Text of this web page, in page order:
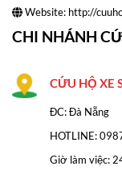
Website: http://
CHI NHÁNH
CỨU HỘ XE
ĐC: Đà Nẵng
HOTLINE:
Giờ làm việc: